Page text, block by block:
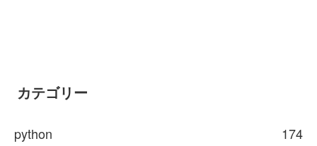
カテゴリー
python
174